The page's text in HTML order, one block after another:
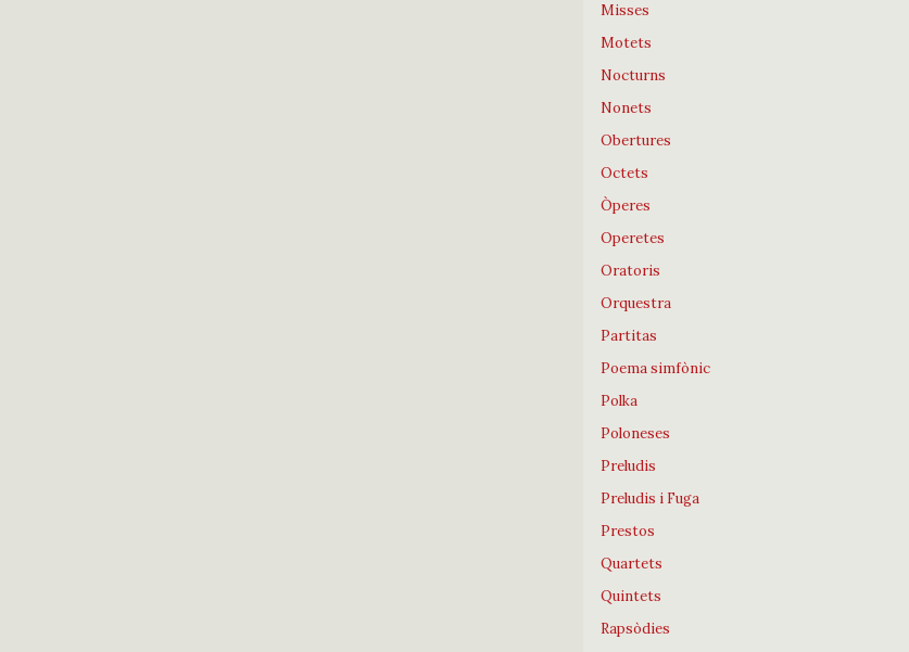
Misses
Motets
Nocturns
Nonets
Obertures
Octets
Òperes
Operetes
Oratoris
Orquestra
Partitas
Poema simfònic
Polka
Poloneses
Preludis
Preludis i Fuga
Prestos
Quartets
Quintets
Rapsòdies